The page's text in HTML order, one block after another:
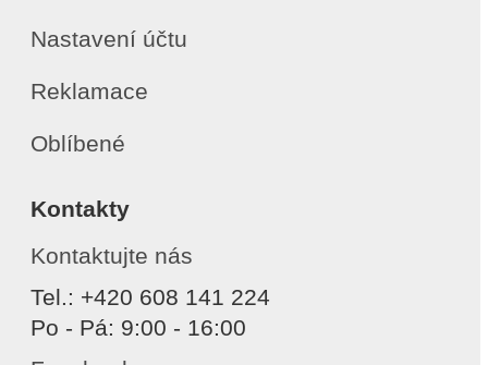
Nastavení účtu
Reklamace
Oblíbené
Kontakty
Kontaktujte nás
Tel.: +420 608 141 224
Po - Pá: 9:00 - 16:00